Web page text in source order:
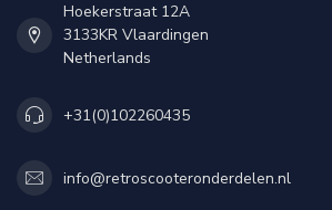
Hoekerstraat 12A
3133KR Vlaardingen
Netherlands
+31(0)102260435
info@retroscooteronderdelen.nl